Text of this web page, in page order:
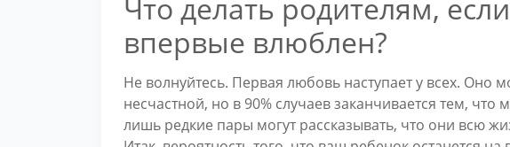
Что делать родителям,
впервые влюблен?
Не волнуйтесь. Первая любовь наступает у всех. Оно
несчастной, но в 90% случаев заканчивается тем,
лишь редкие пары могут рассказывать, что они всю